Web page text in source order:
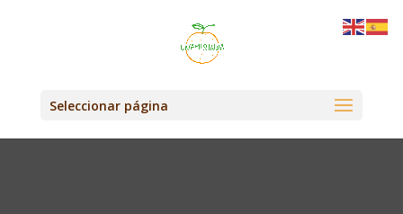
Seleccionar página